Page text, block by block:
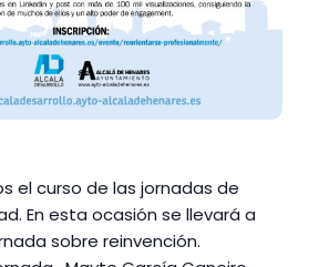
el curso de las jornadas de
En esta ocasión se llevará a
sobre reinvención.